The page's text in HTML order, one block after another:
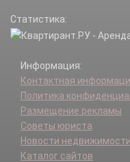
Статистика:
Информация:
Контактная
Политика
Размещение рекламы
Советы юриста
Новости недвижимости
Каталог сайтов